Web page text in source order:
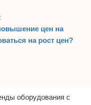
цен на
на рост цен?
оборудования с